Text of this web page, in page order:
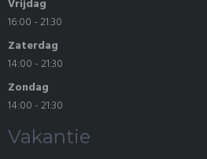
Vrijdag
16:00 - 21:30
Zaterdag
14:00 - 21:30
Zondag
14:00 - 21:30
Vakantie